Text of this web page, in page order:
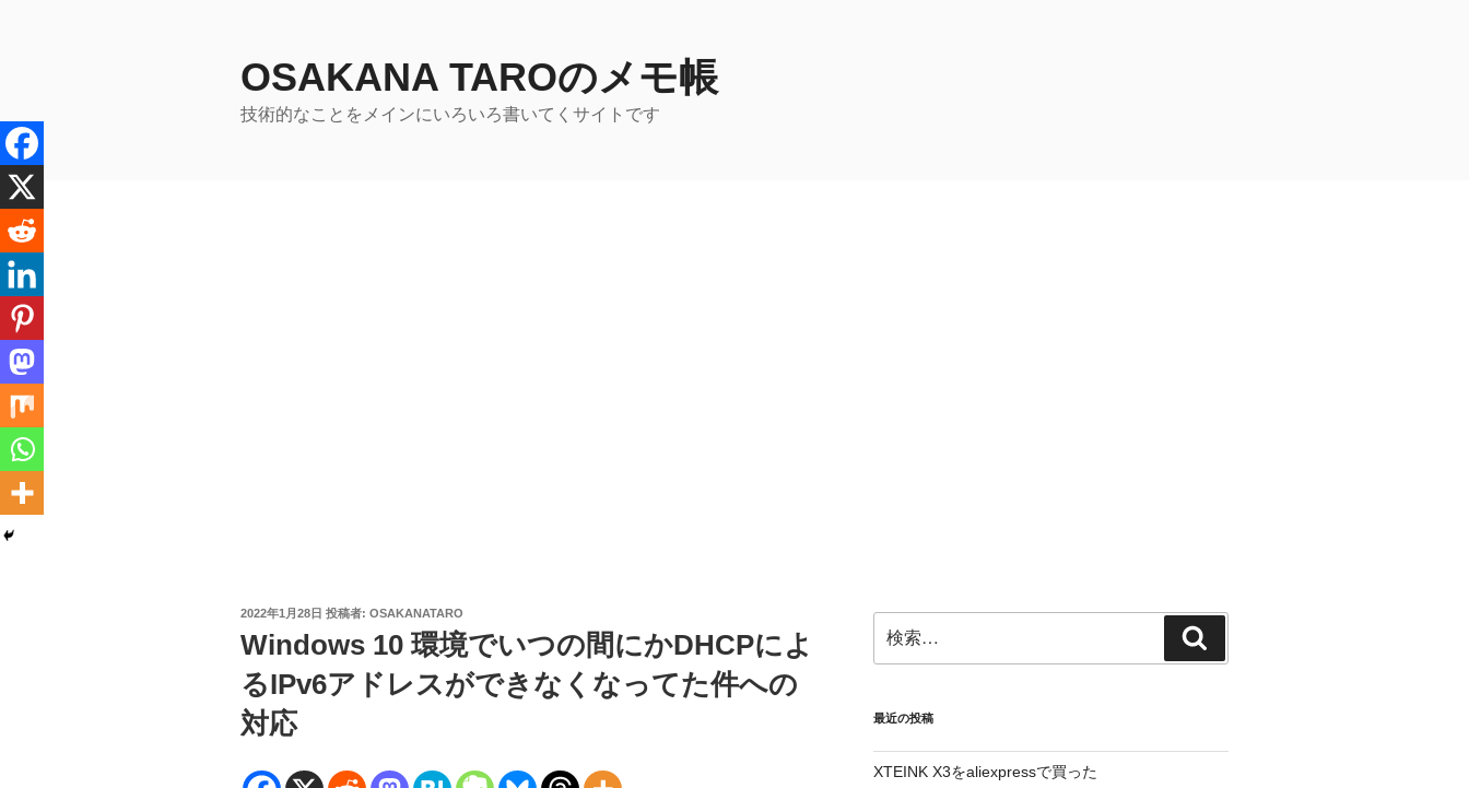
へ
ス
キ
プ
OSAKANA TAROのメモ帳
技術的なことをメインにいろいろ書いてくサイトです
投
日:
2022年1月28日 投稿者: OSAKANATARO
Windows 10 環境でいつの間にかDHCPによ
るIPv6アドレスができなくなってた件への
対応
索:
索
最近の投稿
XTEINK X3をaliexpressで買った